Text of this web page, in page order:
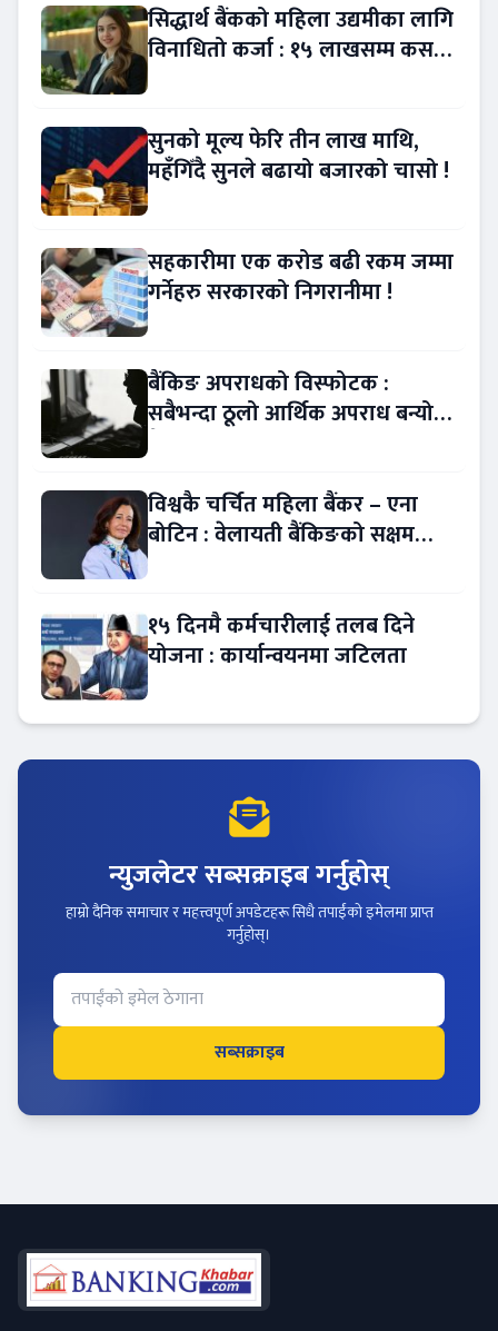
सिद्धार्थ बैंकको महिला उद्यमीका लागि
विनाधितो कर्जा : १५ लाखसम्म कसरी
सुनको मूल्य फेरि तीन लाख माथि,
महँगिँदै सुनले बढायो बजारको चासो !
सहकारीमा एक करोड बढी रकम जम्मा
गर्नेहरु सरकारको निगरानीमा !
बैंकिङ अपराधको विस्फोटक :
सबैभन्दा ठूलो आर्थिक अपराध बन्यो
विश्वकै चर्चित महिला बैंकर – एना
बोटिन : वेलायती बैंकिङको सक्षम
१५ दिनमै कर्मचारीलाई तलब दिने
योजना : कार्यान्वयनमा जटिलता
न्युजलेटर सब्सक्राइब गर्नुहोस्
हाम्रो दैनिक समाचार र महत्त्वपूर्ण अपडेटहरू सिधै तपाईंको इमेलमा प्राप्त
गर्नुहोस्।
सब्सक्राइब